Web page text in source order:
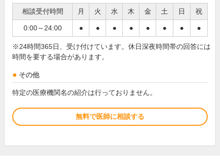
相談受付時間 月 火 水 木 金 土 日 祝
0:00～24:00 ● ● ● ● ● ● ● ●
※24時間365日、受け付けています。休日深夜時間帯の回答には
時間を要する場合があります。
その他
特定の医療機関名の紹介は行っておりません。
無料で医師に相談する